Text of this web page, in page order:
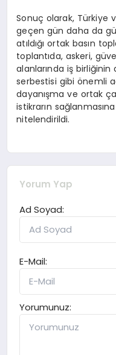
Sonuç olarak, Türkiye
geçen gün daha da
atıldığı ortak basın
toplantıda, askeri,
alanlarında iş birliğinin
serbestisi gibi önemli
dayanışma ve ortak
istikrarın
nitelendirildi.
Yorum Yap
Ad Soyad:
E-Mail:
Yorumunuz: